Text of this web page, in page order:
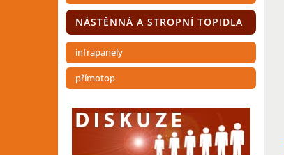
NÁSTĚNNÁ A STROPNÍ TOPIDLA
infrapanely
přímotop